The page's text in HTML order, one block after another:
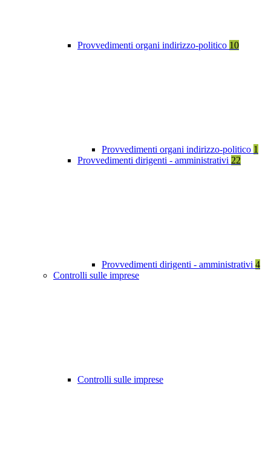
Provvedimenti organi indirizzo-politico 10
Provvedimenti organi indirizzo-politico 1
Provvedimenti dirigenti - amministrativi 22
Provvedimenti dirigenti - amministrativi 4
Controlli sulle imprese
Controlli sulle imprese